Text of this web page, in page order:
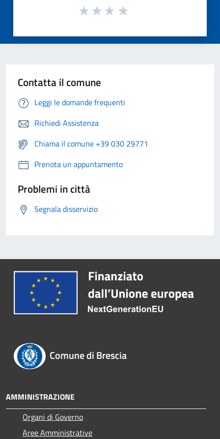
Contatta il comune
Leggi le domande frequenti
Richiedi Assistenza
Chiama il comune +39 030 29771
Prenota un appuntamento
Problemi in città
Segnala disservizio
Comune di Brescia
AMMINISTRAZIONE
Organi di Governo
Aree Amministrative